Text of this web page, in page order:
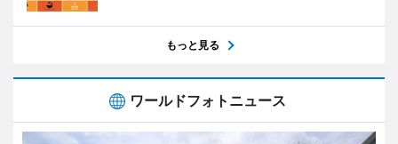
もっと見る
ワールドフォトニュース